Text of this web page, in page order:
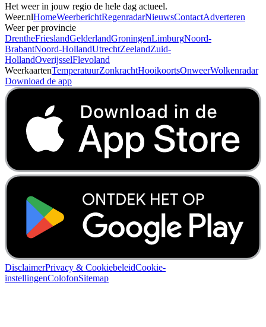
Het weer in jouw regio de hele dag actueel.
Weer.nlHomeWeerberichtRegenradarNieuwsContactAdverteren
Weer per provincie
DrentheFrieslandGelderlandGroningenLimburgNoord-
BrabantNoord-HollandUtrechtZeelandZuid-
HollandOverijsselFlevoland
WeerkaartenTemperatuurZonkrachtHooikoortsOnweerWolkenradar
Download de app
DisclaimerPrivacy & CookiebeleidCookie-
instellingenColofonSitemap